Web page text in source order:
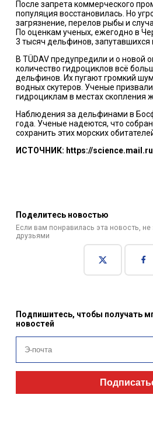
После запрета коммерческого
популяция восстановилась. Но
загрязнение, перелов рыбы и
По оценкам ученых, ежегодно в
3 тысяч дельфинов, запутавшихся
В TÜDAV предупредили и о новой
количество гидроциклов всё
дельфинов. Их пугают громкий
водных скутеров. Ученые
гидроциклам в местах скопления
Наблюдения за дельфинами в
года. Ученые надеются, что
сохранить этих морских
ИСТОЧНИК: https://
Поделитесь новостью
Если вам понравилась эта новость,
друзьями
Подпишитесь, чтобы получать
новостей